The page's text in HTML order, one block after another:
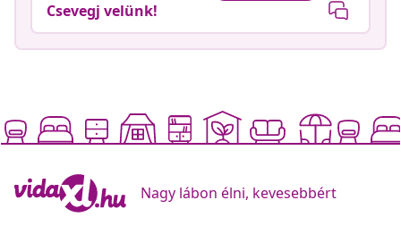
Csevegj velünk!
Nagy lábon élni, kevesebbért